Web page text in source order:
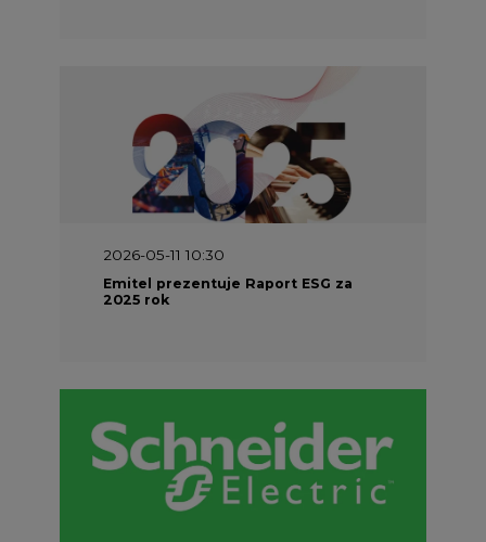
2026-05-11 10:30
Emitel prezentuje Raport ESG za
2025 rok